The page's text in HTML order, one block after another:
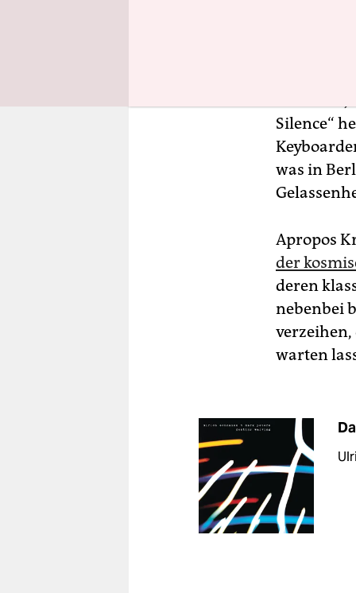
Silence“
was in
Apropos
der
deren
nebenbei
verzeihen,
warten